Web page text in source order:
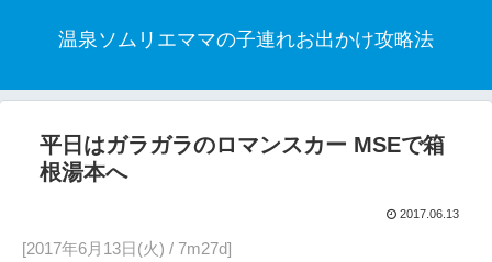
温泉ソムリエママの子連れお出かけ攻略法
平日はガラガラのロマンスカー MSEで箱
根湯本へ
2017.06.13
[2017年6月13日(火) / 7m27d]